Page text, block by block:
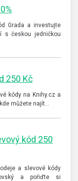
Grada a investujte
s českou jedničkou
250 Kč
kódy na Knihy.cz a
můžete najít…
kód 250
a slevové kódy
a pořiďte si